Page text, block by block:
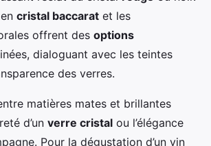
cristal baccarat et les
offrent des options
dialoguant avec les teintes
des verres.
matières mates et brillantes
d’un verre cristal ou l’élégance
Pour la dégustation d’un vin